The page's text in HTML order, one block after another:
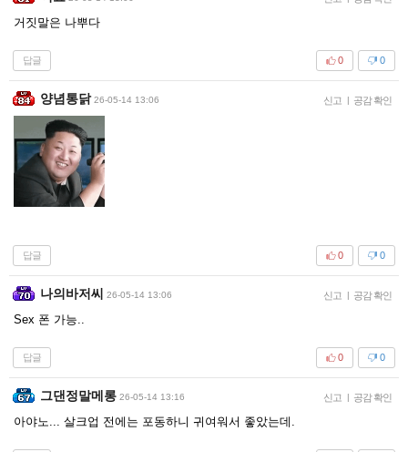
거짓말은 나뿌다
답글 0
0
양념통닭 26-05-14 13:06 신고 | 공감 확인
답글 0
0
나의바저씨 26-05-14 13:06 신고 | 공감 확인
Sex 폰 가능..
답글 0
0
그댄정말메롱 26-05-14 13:16 신고 | 공감 확인
아야노... 살크업 전에는 포동하니 귀여워서 좋았는데.